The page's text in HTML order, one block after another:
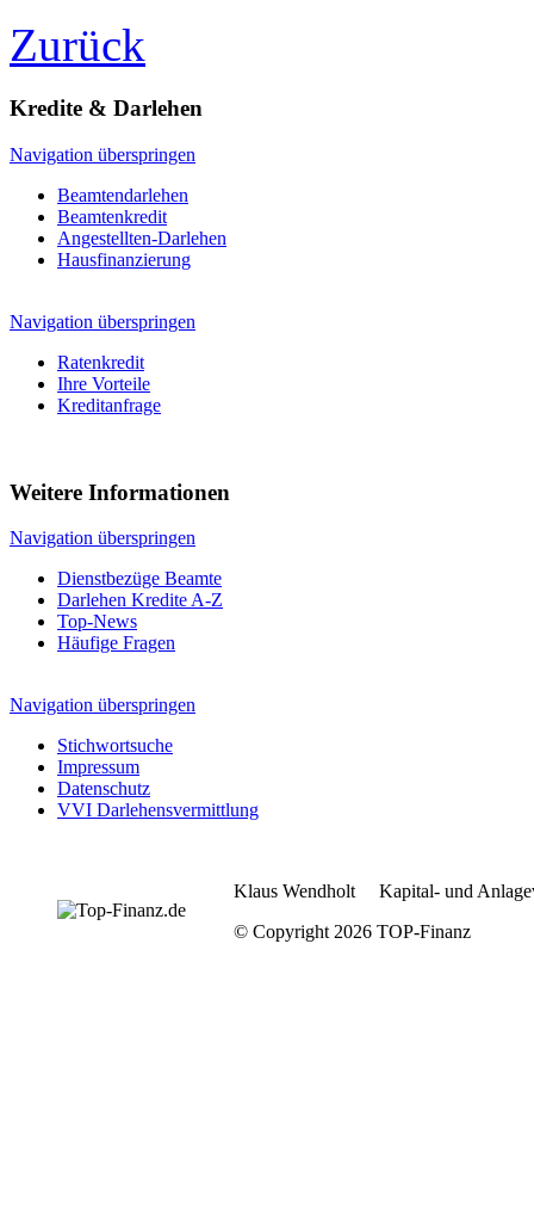
Zurück
Kredite & Darlehen
Navigation überspringen
Beamtendarlehen
Beamtenkredit
Angestellten-Darlehen
Hausfinanzierung
Navigation überspringen
Ratenkredit
Ihre Vorteile
Kreditanfrage
Weitere Informationen
Navigation überspringen
Dienstbezüge Beamte
Darlehen Kredite A-Z
Top-News
Häufige Fragen
Navigation überspringen
Stichwortsuche
Impressum
Datenschutz
VVI Darlehensvermittlung
Klaus Wendholt Kapital- und
© Copyright 2026 TOP-Finanz